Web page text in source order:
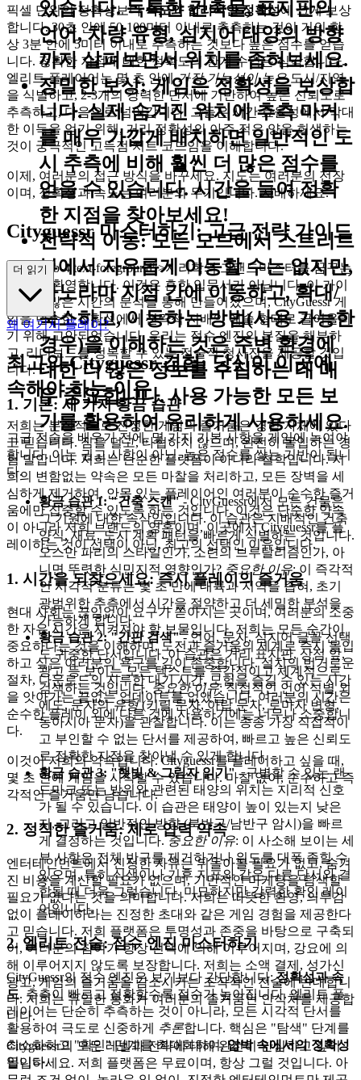
있습니다. 독특한 건축물, 표지판의
언어, 차량 유형, 심지어 태양의 방향
까지 살펴보면서 위치를 좁혀보세요.
정밀한 보상:게임은 정확성을 보상합
니다. 실제 숨겨진 위치에 추측 마커
를 매우 가깝게 배치하면 일반적인 도
시 추측에 비해 훨씬 더 많은 점수를
얻을 수 있습니다. 시간을 들여 정확
한 지점을 찾아보세요!
전략적 이동:모든 모드에서 스트리트
뷰에서 자유롭게 이동할 수는 없지만,
파노라마 지점 간에 이동하고, 확대/
축소하고, 이동하는 방법(사용 가능한
경우)을 이해하는 것은 주변 환경에
대한 더 많은 정보를 수집하는 데 매
우 중요합니다. 사용 가능한 모든 보
기를 활용하여 유리하게 사용하세요.
픽셀 단위의 정확성보다속도와 합리적인 정확성에 크게 보상
합니다. 30초 안에 50-100미터 이내로 추측하는 것이 거의 항
상 3분 안에 5미터 이내로 추측하는 것보다 높은 점수를 얻습
니다. 정확한 지점에 대한 정확도의 한계 수익은 심각합니다.
엘리트 플레이어는 몇 초 안에가장 가능성이 높은도시/지역
을 식별하고, 2-3개의 강력한 단서에 기반하여 높은 신뢰도로
추측하고, 다음으로 넘어갑니다. 그들은 시간 효율성에서 막대
한 이득을 얻기 위해, 거리 정확성의 아주 적은 양을 희생하는
것이 궁극적인 고득점 치트 코드임을 이해합니다.
이제, 여러분의 접근 방식을 바꾸세요. 지도는 여러분의 전장
이며, 정확성과 속도는 여러분의 무기입니다. 지배하세요.
Cityguessr 마스터하기: 고급 전략 가이드
class="mb-4 text-foreground">지리학의 그랜드마스터를 꿈꾸는
여러분, 환영합니다. 이것은 흔한 입문서가 아닙니다. 이 가이
드는 수많은 시간의 분석을 통해 만들어졌으며, CityGuessr 게
임을 단순한 정확성에서 전략적 지배의 예술 형태로 끌어올리
기 위해 고안되었습니다. 우리는 점수 엔진의 본질을 해부하
고, 리더보드를 정복할 수 있는 전술적 청사진을 제공할 것입
니다.
1. 기본: 세 가지 황금 습관
고급 전술을 배우기 전에, 몇 가지 기본 사항을 게임에 녹여야
합니다. 이는 권고 사항이 아닌, 높은 점수를 쌓는 기반이 됩니
다.
황금 습관 1: "건축 스캔" - CityGuessr에서 모든 건물은
그 기원에 대한 속삭임입니다. 이 습관은 지배적인 건축
양식, 재료, 도시 계획 패턴을 빠르게 식별하는 것입니다.
오스만 파리의 스타일인가, 소련의 브루탈리즘인가, 아
니면 뚜렷한 식민지적 영향인가? 중요한 이유: 이 즉각적
인 시각적 분류는 몇 초 만에 대륙과 지역을 좁혀, 초기
광범위한 추측에서 시간을 절약하고 더 세밀한 분석을
가능하게 합니다.
황금 습관 2: "간판 검색"- 언어, 문자, 심지어 글꼴 선택
도 귀중한 단서입니다. 이 습관은 거리 표지판, 상점 앞,
광고 등 보이는 모든 텍스트를 즉각적이고 체계적으로
검색하는 것입니다. 중요한 이유: 직접적인 언어 식별 외
에도, 문자의유형(키릴 문자, 아랍 문자, 로마자 변형,
동아시아 문자)을 관찰합니다. 이는 종종 가장 직접적이
고 부인할 수 없는 단서를 제공하여, 빠르고 높은 신뢰도
로 정확한 지점을 찾아낼 수 있게 합니다.
황금 습관 3: "햇빛 & 그림자 읽기"- 구별할 수 있는 랜
드마크 또는 방위와 관련된 태양의 위치는 지리적 신호
가 될 수 있습니다. 이 습관은 태양이 높이 있는지 낮은
지, 그리고 일반적인 방향 (북반구/남반구 암시)을 빠르
게 결정하는 것입니다.중요한 이유: 이 사소해 보이는 세
부 사항은 전체 반구를 제거하거나 위도를 대폭 좁힐 수
있으며, 특히 식생이나 기후 지표와 같은 다른 단서와 결
합될 때 더욱 그렇습니다. 미묘하지만 강력한 확인 레이
어입니다.
2. 엘리트 전술: 점수 엔진 마스터하기
CityGuessr의 점수 엔진은 보기보다 간단합니다:정확성과 속
도. 추측이 빠르고 정확할수록 점수가 높아집니다. 엘리트 플
레이어는 단순히 추측하는 것이 아니라, 모든 시각적 단서를
활용하여 극도로 신중하게
추론합니다. 핵심은 "탐색" 단계를
최소화하고 "확인" 단계를 최대화하여,압박 속에서의 정확성
입니다.
더 읽기
왜 여기서 플레이?
최고의 Cityguessr 경험: 당신이 이곳에
속해야 하는 이유
저희는 본질적으로 진정한 게임의 즐거움은 경험 자체에 있다
고 믿습니다. 짐을 덜고, 타협하지 않으며, 완전히 몰입하는 경
험 말입니다. 저희는 단순한 플랫폼이 아니라 철학입니다. 저
희의 변함없는 약속은 모든 마찰을 처리하고, 모든 장벽을 세
심하게 제거하여, 안목 있는 플레이어인 여러분이 순수한 즐거
움에만 집중할 수 있도록 하는 것입니다. 이것은 단순한 약속
이 아니라 저희 브랜드의 영혼이며, 이곳에서 Cityguessr를 플
레이하는 것이 선택이 아닌, 최고의 선택인 이유입니다.
1. 시간을 되찾으세요: 즉시 플레이의 즐거움
현대 사회는 끊임없이 요구가 쏟아지는 곳이며, 여러분의 소중
한 자유 시간은 지켜져야 할 보물입니다. 저희는 모든 순간이
중요하다는 것을 이해하며, 도전과 즐거움의 세계로 즉시 몰입
하고 싶은 여러분의 욕구를 깊이 존중합니다. 설치의 번거로운
절차, 다운로드의 지루한 대기 시간, 모험을 즐길 수 있는 시간
을 앗아가는 끝없는 업데이트를 없앴습니다. 여러분의 시간은
순수한 플레이 외에 다른 것에 사용하기에는 너무나 소중합니
다.
이것이 저희의 약속입니다. Cityguessr를 플레이하고 싶을 때,
몇 초 안에 게임을 시작할 수 있습니다. 마찰 없이, 순수하고 즉
각적인 즐거움만 남습니다.
2. 정직한 즐거움: 제로 압력 약속
엔터테인먼트에서 진정한 자유는 뒤돌아볼 필요가 없고, 숨겨
진 비용을 계산할 필요가 없으며, 기만적인 마케팅을 탐색할
필요가 없다는 것을 의미합니다. 저희는 따뜻한 환영, 의무감
없이 플레이하라는 진정한 초대와 같은 게임 경험을 제공한다
고 믿습니다. 저희 플랫폼은 투명성과 존중을 바탕으로 구축되
어, 여러분의 참여가 항상 선택에 의해 이루어지며, 강요에 의
해 이루어지지 않도록 보장합니다. 저희는 소액 결제, 성가신
광고, 게임의 즐거움을 감소시키는 조작적인 전술에 반대합니
다. 저희는 유일한 통화가 여러분의 즐거움인 안식처를 제공합
니다.
Cityguessr의 모든 레벨과 전략에 대해 완전히 안심하고 깊이
몰입하세요. 저희 플랫폼은 무료이며, 항상 그럴 것입니다. 아